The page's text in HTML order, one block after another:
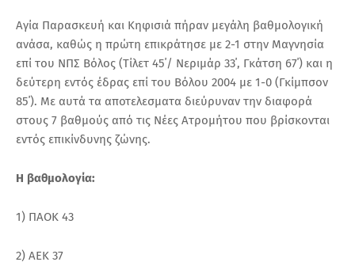
Αγία Παρασκευή και Κηφισιά πήραν μεγάλη βαθμολογική
ανάσα, καθώς η πρώτη επικράτησε με 2-1 στην Μαγνησία
επί του ΝΠΣ Βόλος (Τίλετ 45΄/ Νεριμάρ 33΄, Γκάτση 67΄) και η
δεύτερη εντός έδρας επί του Βόλου 2004 με 1-0 (Γκίμπσον
85΄). Με αυτά τα αποτελεσματα διεύρυναν την διαφορά
στους 7 βαθμούς από τις Νέες Ατρομήτου που βρίσκονται
εντός επικίνδυνης ζώνης.
Η βαθμολογία:
1) ΠΑΟΚ 43
2) ΑΕΚ 37